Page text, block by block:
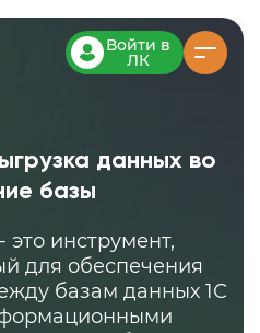
Войти в
ЛК
данных во
базы
это инструмент,
для обеспечения
базам данных 1С